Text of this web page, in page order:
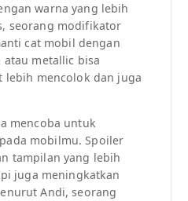
warna yang lebih
seorang modifikator
cat mobil dengan
metallic bisa
mencolok dan juga
mencoba untuk
mobilmu. Spoiler
tampilan yang lebih
juga meningkatkan
Andi, seorang